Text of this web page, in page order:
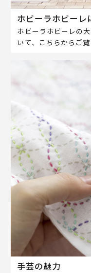
ホビーラホビーレ
ホビーラホビーレの
いて、こちらからご覧
手芸の魅力